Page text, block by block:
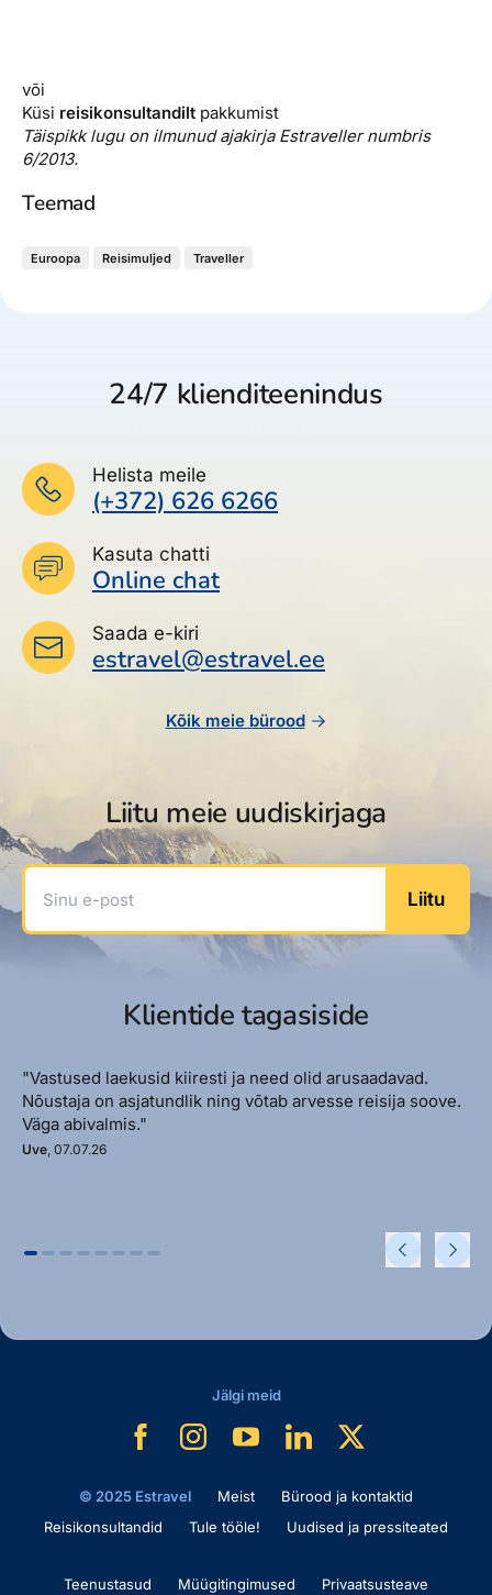
või
Küsi reisikonsultandilt pakkumist
Täispikk lugu on ilmunud ajakirja Estraveller numbris
6/2013.
Teemad
Euroopa Reisimuljed Traveller
24/7 klienditeenindus
Helista meile
(+372) 626 6266
Kasuta chatti
Online chat
Saada e-kiri
estravel@estravel.ee
Kõik meie bürood
Liitu meie uudiskirjaga
Sinu e-post
Liitu
Klientide tagasiside
"Vastused laekusid kiiresti ja need olid arusaadavad.
Nõustaja on asjatundlik ning võtab arvesse reisija soove.
Väga abivalmis."
Uve, 07.07.26
© 2025 Estravel Meist
Bürood ja kontaktid
Reisikonsultandid
Tule tööle! Uudised ja pressiteated
Teenustasud Müügitingimused Privaatsusteave
Jälgi meid